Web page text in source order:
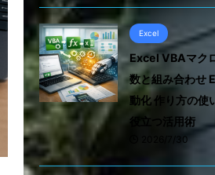
Excel
Excel VBAマク
数と組み合わせ
動化 作り方の使
役立つ活用術
2026/7/30